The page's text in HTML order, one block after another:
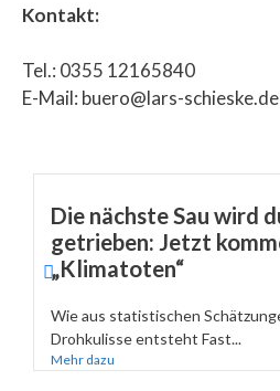
Kontakt:
Tel.: 0355 12165840
E-Mail: buero@lars-schieske.de
Die nächste Sau wird
getrieben: Jetzt
„Klimatoten“
Wie aus statistischen
Drohkulisse entsteht Fast...
Mehr dazu